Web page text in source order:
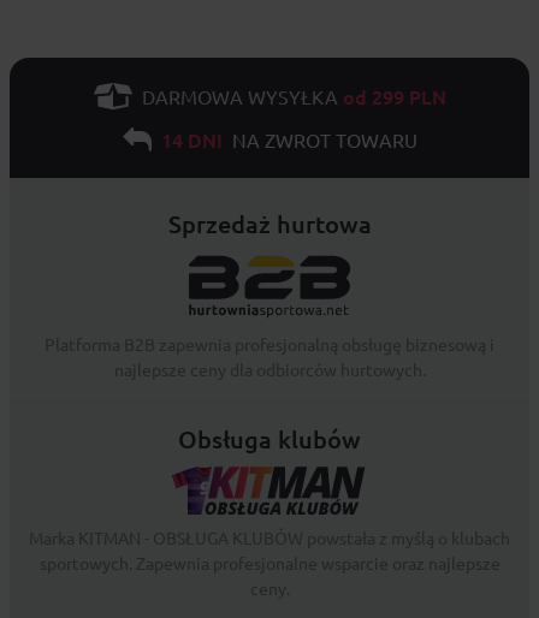
DARMOWA WYSYŁKA od 299 PLN
14 DNI NA ZWROT TOWARU
Sprzedaż hurtowa
Obsługa klubów